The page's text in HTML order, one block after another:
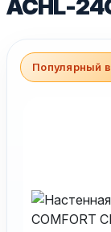
ACHL-
Популярный